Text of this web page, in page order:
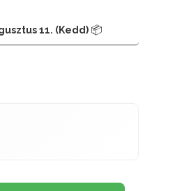
11. (Kedd) 📦